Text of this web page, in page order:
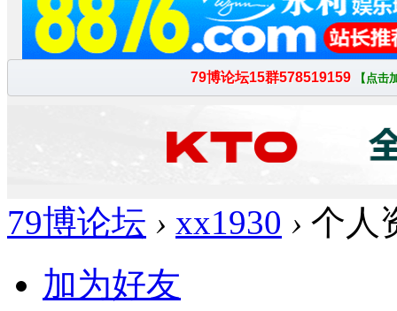
79博论坛 › xx1930 › 个人
加为好友